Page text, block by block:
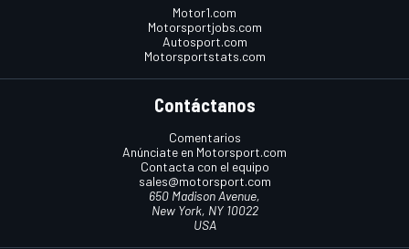
Motor1.com
Motorsportjobs.com
Autosport.com
Motorsportstats.com
Contáctanos
Comentarios
Anúnciate en Motorsport.com
Contacta con el equipo
sales@motorsport.com
650 Madison Avenue,
New York, NY 10022
USA